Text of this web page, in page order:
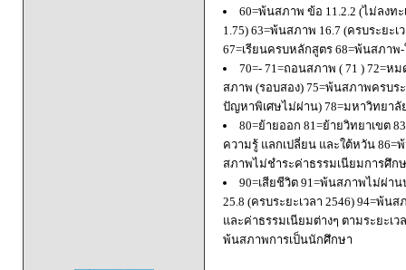
60=พ้นสภาพ ข้อ 11.2.2 (ไม่ลงท
1.75) 63=พ้นสภาพ 16.7 (ครบระยะ
67=เรียนครบหลักสูตร 68=พ้นสภา
70=- 71=ถอนสภาพ ( 71 ) 72=
สภาพ (รอบสอง) 75=พ้นสภาพครบ
ปัญหาพิเศษไม่ผ่าน) 78=มหาวิทยา
80=ย้ายออก 81=ย้ายวิทยาเขต
ความรู้ แลกเปลี่ยน และใต้หวัน
สภาพไม่ชำระค่าธรรมเนียมการศึก
90=เสียชีวิต 91=พ้นสภาพไม่ผ่า
25.8 (ครบระยะเวลา 2546) 94=พ้
และค่าธรรมเนียมต่างๆ ตามระยะเ
พ้นสภาพการเป็นนักศึกษา